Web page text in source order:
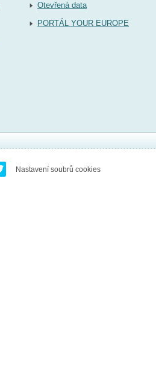
Otevřená data
PORTÁL YOUR EUROPE
Nastavení soubrů cookies